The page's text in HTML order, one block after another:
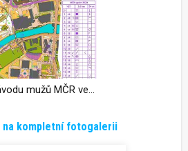
na kompletní fotogalerii
Trať závodu mužů MČR ve sprintu